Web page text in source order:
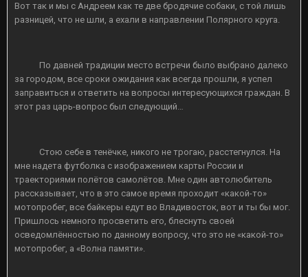
Вот так и мы с Андреем как те две бродячие собаки, с той лишь
разницей, что не шли, а ехали в направлении Полярного круга.
По давней традиции место встречи было выбрано далеко
за городом, все сроки ожидания как всегда прошли, я успел
заправиться и ответить на вопросы интересующихся граждан. В
этот раз царь-вопрос был следующий…
Стою себе в тенёчке, никого не трогаю, расстегнулся. На
мне надета футболка с изображением карты России и
траекториями полётов самолётов. Мне один автолюбитель
рассказывает, что в это самое время проходит «какой-то»
мотопробег, все байкеры едут во Владивосток, вот и ты бы мог.
Пришлось немного просветить его, блеснуть своей
осведомлённостью по данному вопросу, что это не «какой-то»
мотопробег, а «Волна памяти».